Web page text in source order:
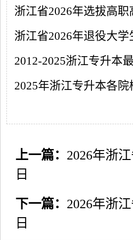
浙江省2026年选拔高
浙江省2026年退役大
2012-2025浙江专升本
2025年浙江专升本各
上一篇： 2026年浙
日
下一篇： 2026年浙
日